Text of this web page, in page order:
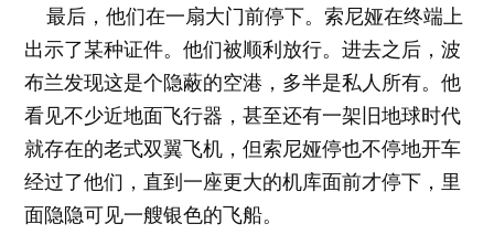
最后，他们在一扇大门前停下。索尼娅在终端上
出示了某种证件。他们被顺利放行。进去之后，波
布兰发现这是个隐蔽的空港，多半是私人所有。他
看见不少近地面飞行器，甚至还有一架旧地球时代
就存在的老式双翼飞机，但索尼娅停也不停地开车
经过了他们，直到一座更大的机库面前才停下，里
面隐隐可见一艘银色的飞船。